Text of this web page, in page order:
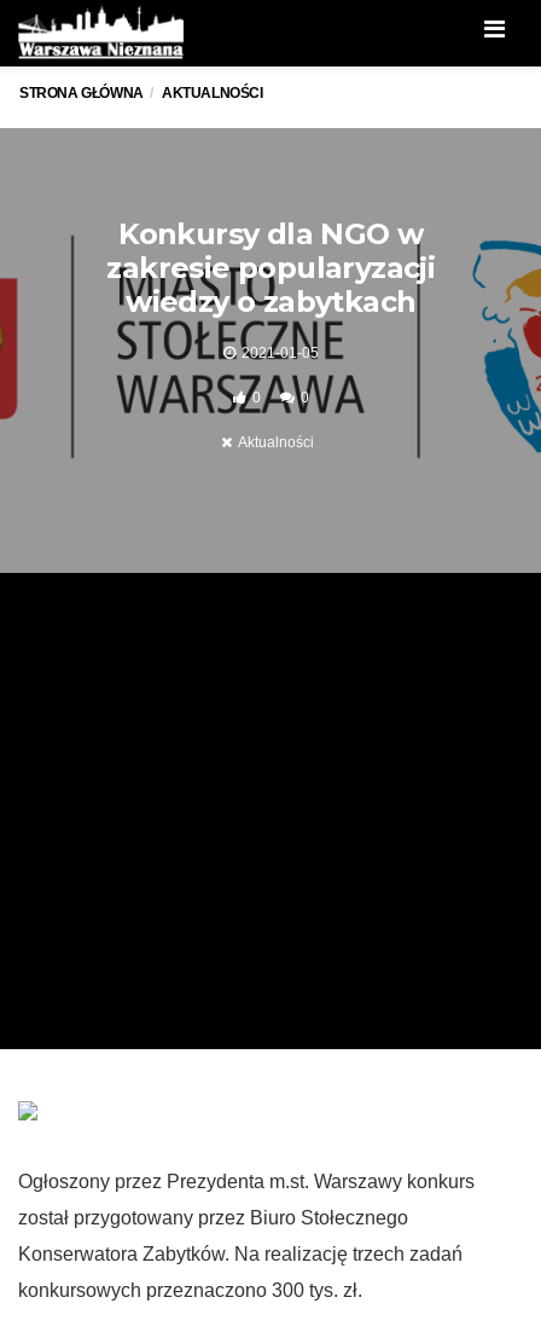
STRONA GŁÓWNA AKTUALNOŚCI
Konkursy dla NGO w
zakresie popularyzacji
wiedzy o zabytkach
2021-01-05
0 0
Aktualności
Ogłoszony przez Prezydenta m.st. Warszawy konkurs
został przygotowany przez Biuro Stołecznego
Konserwatora Zabytków. Na realizację trzech zadań
konkursowych przeznaczono 300 tys. zł.